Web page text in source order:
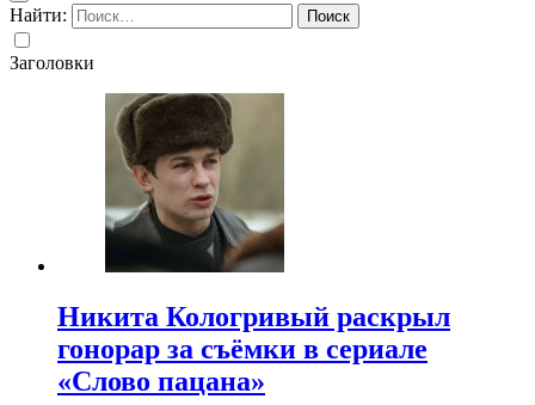
Найти:
Заголовки
Никита Кологривый раскрыл
гонорар за съёмки в сериале
«Слово пацана»